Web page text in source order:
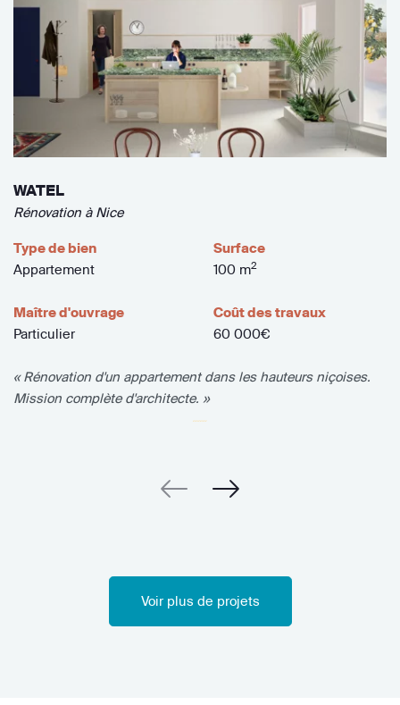
WATEL
Rénovation à Nice
Type de bien
Appartement
Surface
100 m2
Maître d'ouvrage
Particulier
Coût des travaux
60 000€
« Rénovation d'un appartement dans les hauteurs niçoises.
Mission complète d'architecte. »
Voir plus de projets